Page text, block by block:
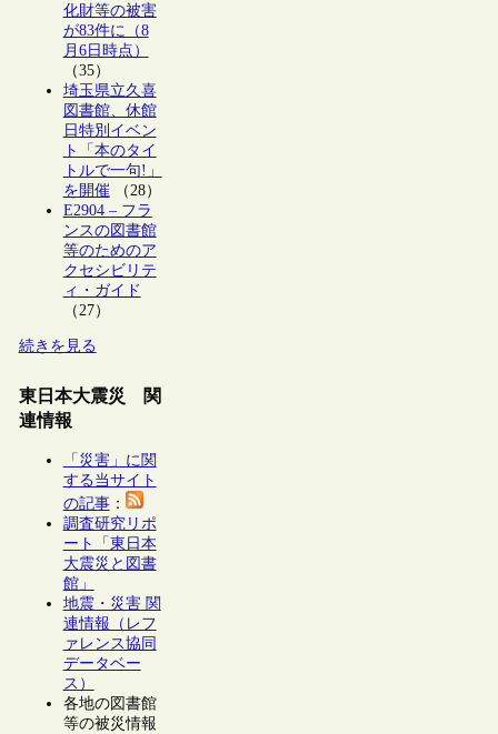
化財等の被害
が83件に（8
月6日時点）
（35）
埼玉県立久喜
図書館、休館
日特別イベン
ト「本のタイ
トルで一句!」
を開催（28）
E2904 – フラ
ンスの図書館
等のためのア
クセシビリテ
ィ・ガイド
（27）
続きを見る
東日本大震災 関
連情報
「災害」に関
する当サイト
の記事：
調査研究リポ
ート「東日本
大震災と図書
館」
地震・災害 関
連情報（レフ
ァレンス協同
データベー
ス）
各地の図書館
等の被災情報